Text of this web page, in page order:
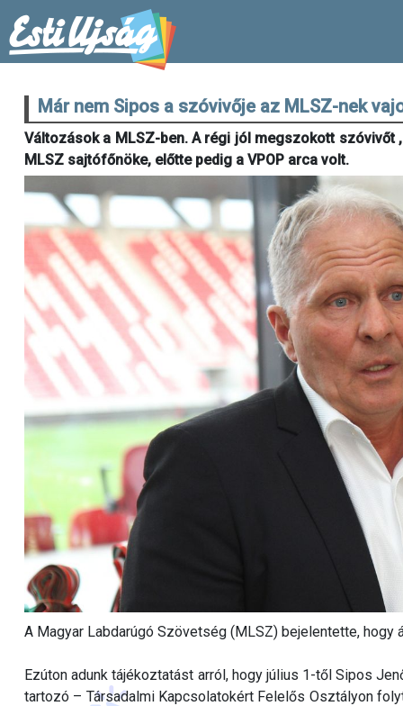
Már nem Sipos a szóvivője az MLSZ-nek
Változások a MLSZ-ben. A régi jól megszokott szóvivőt
MLSZ sajtófőnöke, előtte pedig a VPOP arca volt.
A Magyar Labdarúgó Szövetség (MLSZ) bejelentette,
Ezúton adunk tájékoztatást arról, hogy július 1-től Sipos
tartozó – Társadalmi Kapcsolatokért Felelős Osztályon